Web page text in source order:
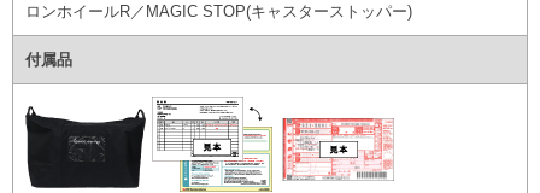
ロンホイールR／MAGIC STOP(キャスターストッパー)
付属品